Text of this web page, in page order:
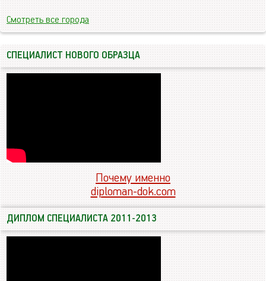
Смотреть все города
СПЕЦИАЛИСТ НОВОГО ОБРАЗЦА
Почему именно
diploman-dok.com
ДИПЛОМ СПЕЦИАЛИСТА 2011-2013